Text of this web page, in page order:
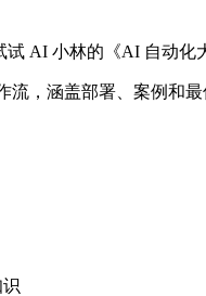
试 AI 小林的《AI 自动化
流，涵盖部署、案例和